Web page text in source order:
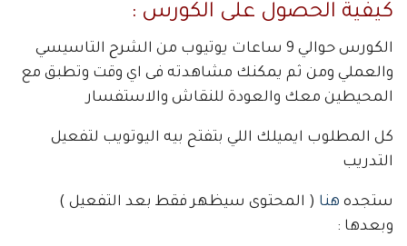
كيفية الحصول على الكورس :
الكورس حوالي 9 ساعات يوتيوب من الشرح التاسيسي
والعملي ومن ثم يمكنك مشاهدته فى اي وقت وتطبق مع
المحيطين معك والعودة للنقاش والاستفسار
كل المطلوب ايميلك اللي بتفتح بيه اليوتويب لتفعيل
التدريب
ستجده هنا ( المحتوى سيظهر فقط بعد التفعيل )
وبعدها :